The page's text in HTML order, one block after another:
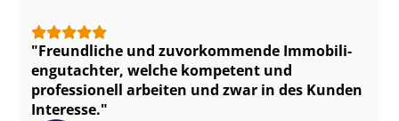
Freundliche und zuvorkommende Im­mo­bi­li­
en­gut­ach­ter, welche kompetent und
professionell arbeiten und zwar in des Kunden
Interesse.